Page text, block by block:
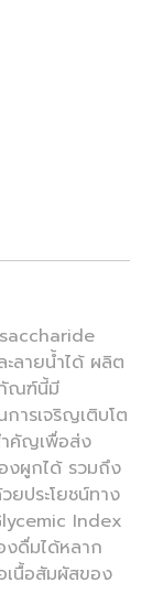
ะลายน้ำได้ ผลิต
ภัณฑ์นี้มี
ารเจริญเติบโต
ำคัญเพื่อส่ง
งผูกได้ รวมถึง
ประโยชน์ทาง
Index
งดื่มได้หลาก
เนื้อสัมผัสของ